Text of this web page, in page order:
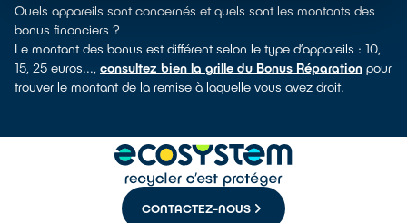
Quels appareils sont concernés et quels sont les montants des
bonus financiers ?
Le montant des bonus est différent selon le type d’appareils : 10,
15, 25 euros..., consultez bien la grille du Bonus Réparation pour
trouver le montant de la remise à laquelle vous avez droit.
CONTACTEZ-NOUS